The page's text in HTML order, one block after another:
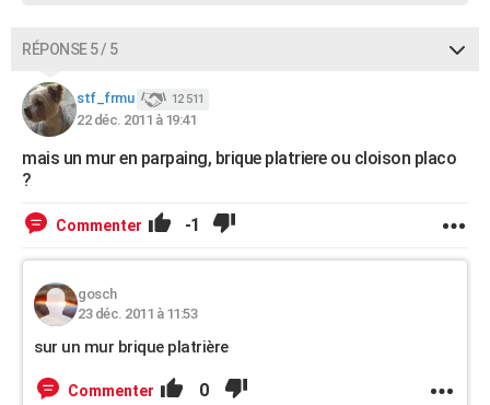
RÉPONSE 5 / 5
stf_frmu 12 511
22 déc. 2011 à 19:41
mais un mur en parpaing, brique platriere ou cloison placo
?
Commenter -1
gosch
23 déc. 2011 à 11:53
sur un mur brique platrière
Commenter 0